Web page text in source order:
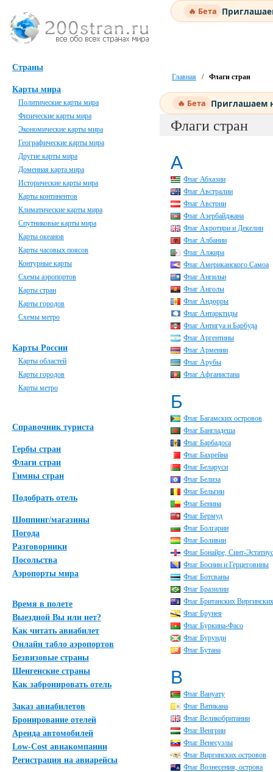
🔥 Бета
Страны
Карты мира
Политические карты мира
Физические карты мира
Экономические карты мира
Географические карты мира
Другие карты мира
Доменная карта мира
Исторические карты мира
Карты континентов
Климатические карты мира
Спутниковые карты мира
Карты океанов
Карты часовых поясов
Контурные карты
Схемы аэропортов
Карты стран
Карты городов
Схемы метро
Карты России
Карты областей
Карты городов
Карты метро
Справочник туриста
Гербы стран
Флаги стран
Гимны стран
Подобрать отель
Шоппинг/магазины
Погода
Разговорники
Посольства
Аэропорты мира
Время в полете
Выездной Вы или нет?
Как читать авиабилет
Онлайн табло аэропортов
Безвизовые страны
Шенгенские страны
Как забронировать отель
Заказ авиабилетов
Бронирование отелей
Аренда автомобилей
Low-Cost авиакомпании
Регистрация на авиарейсы
Главная / Флаги стран
🔥 Бета Приглашаем
Флаги стран
А
Флаг Абхазии
Флаг Австралии
Флаг Австрии
Флаг Азербайджана
Флаг Акротири и Декелии
Флаг Албании
Флаг Алжира
Флаг Американского Самоа
Флаг Ангильи
Флаг Анголы
Флаг Андорры
Флаг Антарктиды
Флаг Антигуа и Барбуда
Флаг Аргентины
Флаг Армении
Флаг Арубы
Флаг Афганистана
Б
Флаг Багамских островов
Флаг Бангладеша
Флаг Барбадоса
Флаг Бахрейна
Флаг Беларуси
Флаг Белиза
Флаг Бельгии
Флаг Бенина
Флаг Бермуд
Флаг Болгарии
Флаг Боливии
Флаг Бонайре, Синт-
Флаг Боснии и Герцеговины
Флаг Ботсваны
Флаг Бразилии
Флаг Британских
Флаг Брунея
Флаг Буркина-Фасо
Флаг Бурунди
Флаг Бутана
В
Флаг Вануату
Флаг Ватикана
Флаг Великобритании
Флаг Венгрии
Флаг Венесуэлы
Флаг Виргинских островов
Флаг Вознесения, острова